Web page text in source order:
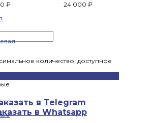
₽
24 000 ₽
количество, доступное
в Telegram
в Whatsapp